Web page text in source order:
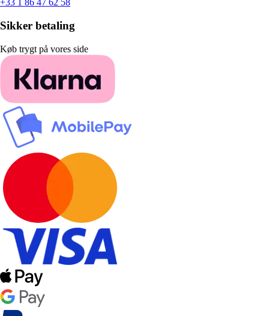
+33 1 86 47 62 58
Sikker betaling
Køb trygt på vores side